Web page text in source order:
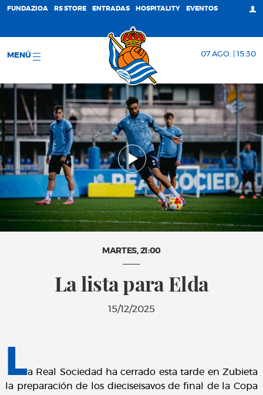
FUNDAZIOA RS STORE ENTRADAS HOSPITALITY EVENTOS
MENÚ 07 AGO. | 15:30
MARTES, 21:00
La lista para Elda
15/12/2025
La Real Sociedad ha cerrado esta tarde en Zubieta
la preparación de los dieciseisavos de final de la Copa